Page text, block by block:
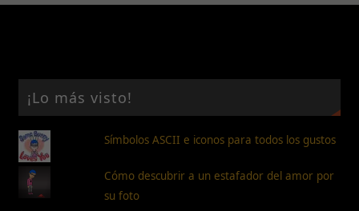
¡Lo más visto!
Símbolos ASCII e iconos para todos los gustos
Cómo descubrir a un estafador del amor por
su foto